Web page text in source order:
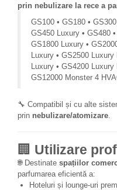
prin nebulizare la rece a
GS100 • GS180 •
GS450 Luxury • GS480
GS1800 Luxury •
Luxury • GS2500
Luxury • GS4200 Luxury
GS12000 Monster 4
🔧 Compatibil și cu alte
prin nebulizare/atomizare
🏢 Utilizare
🌐 Destinate spațiilor
parfumarea eficientă a:
Hoteluri și lounge-uri